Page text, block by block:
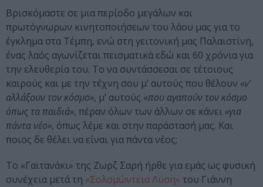
Βρισκόμαστε σε μια περίοδο μεγάλων και
πρωτόγνωρων κινητοποιήσεων του λάου μας για το
έγκλημα στα Τέμπη, ενώ στη γειτονική μας Παλαιστίνη,
ένας λαός αγωνίζεται πεισματικά εδώ και 60 χρόνια για
την ελευθερία του. Το να συντάσσεσαι σε τέτοιους
καιρούς και με την τέχνη σου μ’ αυτούς που θέλουν «ν’
αλλάξουν τον κόσμο», μ’ αυτούς «που αγαπούν τον κόσμο
όπως τα παιδιά», πέραν όλων των άλλων σε κάνει «για
πάντα νέο», όπως λέμε και στην παράστασή μας. Και
ποιος δε θέλει να είναι για πάντα νέος;
Το «Γαϊτανάκι» της Ζωρζ Σαρή ήρθε για εμάς ως φυσική
συνέχεια μετά τη «Σολομώντεια Λύση» του Γιάννη